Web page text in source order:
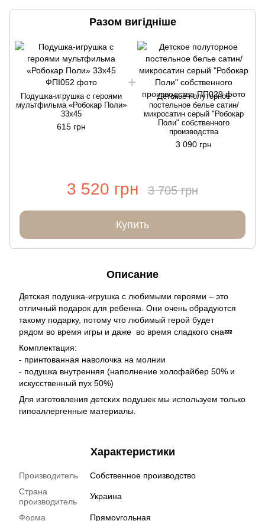
Разом вигідніше
Подушка-игрушка с героями
мультфильма «Робокар Поли»
33х45
615 грн
Детское полуторное
постельное белье сатин/
микросатин серый "Робокар
Поли" собственного
производства
3 090 грн
3 520 грн 3 705 грн
Купить
Описание
Детская подушка-игрушка с любимыми героями – это
отличный подарок для ребенка. Они очень обрадуются
такому подарку, потому что любимый герой будет
рядом во время игры и даже во время сладкого сна💤
Комплектация:
- принтованная наволочка на молнии
- подушка внутренняя (наполнение холофайбер 50% и
искусственный пух 50%)
Для изготовления детских подушек мы используем только
гипоаллергенные материалы.
Характеристики
Производитель
Собственное производство
Страна
производитель
Украина
Форма Прямоугольная